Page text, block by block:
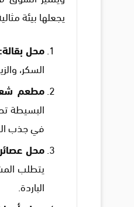
يجعلها بيئة
محل بقالة:
السكر،
مطعم
البسيطة
في جذب
محل
يتطلب
الباردة.